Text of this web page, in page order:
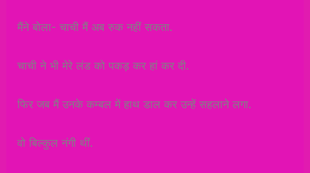
मैंने बोला- चाची मैं अब रुक नहीं सकता.
चाची ने भी मेरे लंड को पकड़ कर हां कर दी.
फिर जब मैं उनके कम्बल में हाथ डाल कर उन्हें सहलाने लगा.
वो बिल्कुल नंगी थीं.